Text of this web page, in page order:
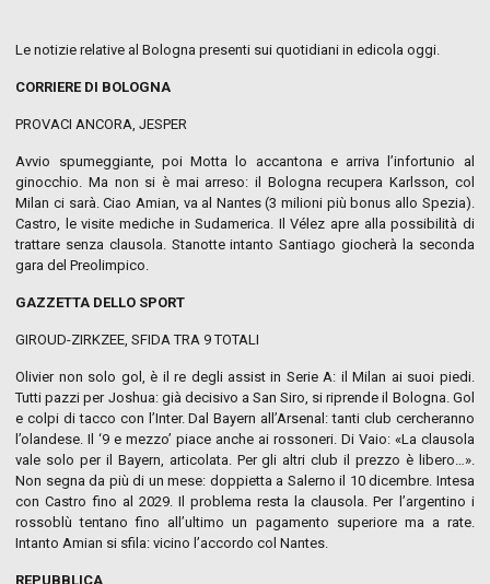
Le notizie relative al Bologna presenti sui quotidiani in edicola oggi.
CORRIERE DI BOLOGNA
PROVACI ANCORA, JESPER
Avvio spumeggiante, poi Motta lo accantona e arriva l’infortunio al
ginocchio. Ma non si è mai arreso: il Bologna recupera Karlsson, col
Milan ci sarà. Ciao Amian, va al Nantes (3 milioni più bonus allo Spezia).
Castro, le visite mediche in Sudamerica. Il Vélez apre alla possibilità di
trattare senza clausola. Stanotte intanto Santiago giocherà la seconda
gara del Preolimpico.
GAZZETTA DELLO SPORT
GIROUD-ZIRKZEE, SFIDA TRA 9 TOTALI
Olivier non solo gol, è il re degli assist in Serie A: il Milan ai suoi piedi.
Tutti pazzi per Joshua: già decisivo a San Siro, si riprende il Bologna. Gol
e colpi di tacco con l’Inter. Dal Bayern all’Arsenal: tanti club cercheranno
l’olandese. Il ‘9 e mezzo’ piace anche ai rossoneri. Di Vaio: «La clausola
vale solo per il Bayern, articolata. Per gli altri club il prezzo è libero…».
Non segna da più di un mese: doppietta a Salerno il 10 dicembre. Intesa
con Castro fino al 2029. Il problema resta la clausola. Per l’argentino i
rossoblù tentano fino all’ultimo un pagamento superiore ma a rate.
Intanto Amian si sfila: vicino l’accordo col Nantes.
REPUBBLICA